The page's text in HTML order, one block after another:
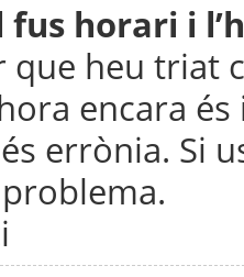
fus horari i
que heu triat
encara
errònia. Si